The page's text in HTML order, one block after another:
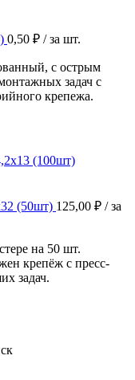
0,50 ₽ / за шт.
с острым
задач с
крепежа.
(50шт) 125,00 ₽ / за
на 50 шт.
крепёж с пресс-
задач.